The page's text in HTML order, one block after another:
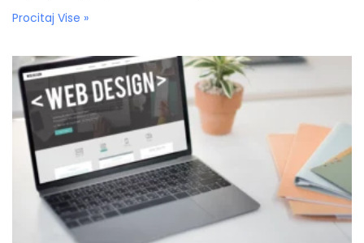
Procitaj Vise »